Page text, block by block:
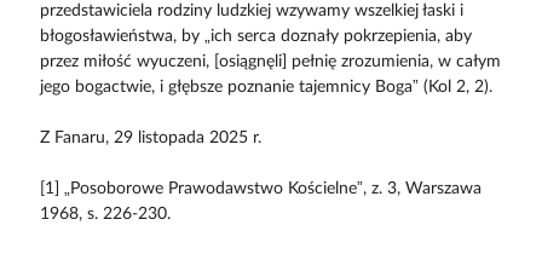
przedstawiciela rodziny ludzkiej wzywamy wszelkiej łaski i
błogosławieństwa, by „ich serca doznały pokrzepienia, aby
przez miłość wyuczeni, [osiągnęli] pełnię zrozumienia, w całym
jego bogactwie, i głębsze poznanie tajemnicy Boga” (Kol 2, 2).
Z Fanaru, 29 listopada 2025 r.
[1] „Posoborowe Prawodawstwo Kościelne”, z. 3, Warszawa
1968, s. 226-230.